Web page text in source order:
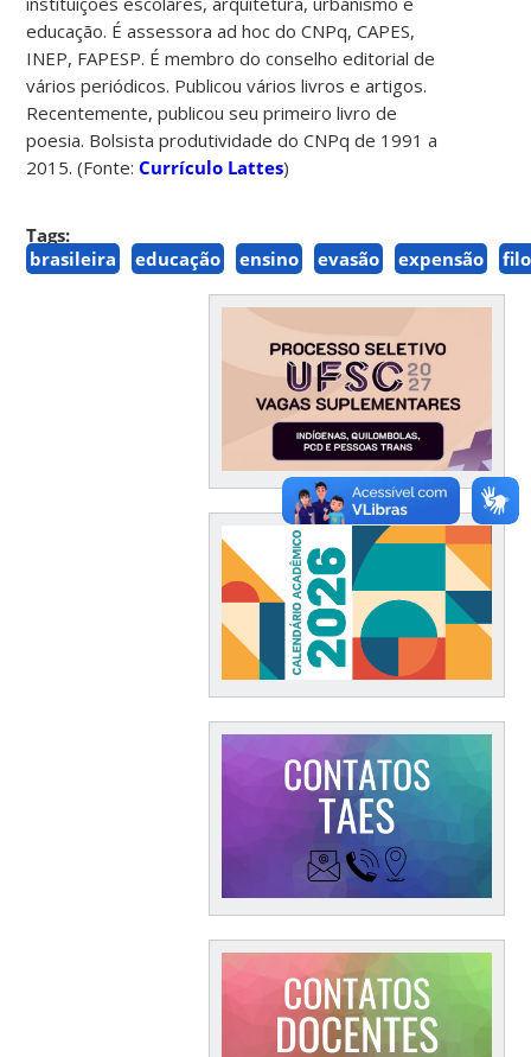
educação. É assessora ad hoc do CNPq, CAPES,
INEP, FAPESP. É membro do conselho editorial de
vários periódicos. Publicou vários livros e artigos.
Recentemente, publicou seu primeiro livro de
poesia. Bolsista produtividade do CNPq de 1991 a
2015. (Fonte:Currículo Lattes)
Tags:
brasileira
educação ensino evasão expensão